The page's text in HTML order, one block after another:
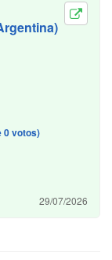
0 votos)
29/07/2026